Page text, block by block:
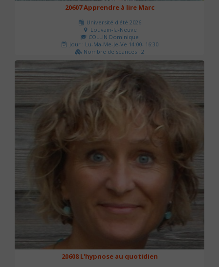
20607 Apprendre à lire Marc
Université d'été 2026
Louvain-la-Neuve
COLLIN Dominique
Jour : Lu-Ma-Me-Je-Ve 14:00- 16:30
Nombre de séances : 2
51 €
20608 L'hypnose au quotidien